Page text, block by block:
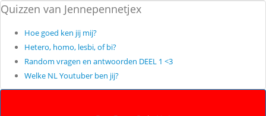
Quizzen van Jennepennetjex
Hoe goed ken jij mij?
Hetero, homo, lesbi, of bi?
Random vragen en antwoorden DEEL 1 <3
Welke NL Youtuber ben jij?